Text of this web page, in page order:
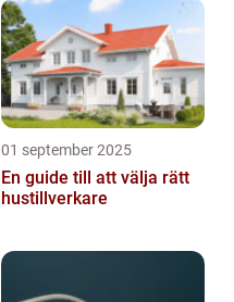
01 september 2025
En guide till att välja rätt
hustillverkare